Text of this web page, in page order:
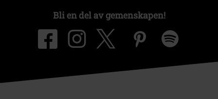
Bli en del av gemenskapen!